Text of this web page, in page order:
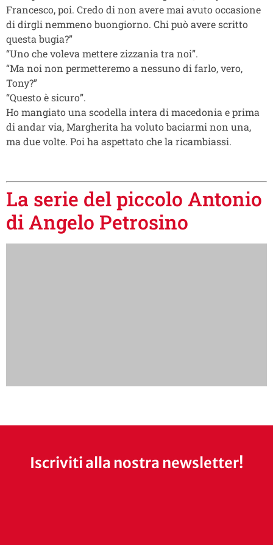
Francesco, poi. Credo di non avere mai avuto occasione
di dirgli nemmeno buongiorno. Chi può avere scritto
questa bugia?”
“Uno che voleva mettere zizzania tra noi”.
“Ma noi non permetteremo a nessuno di farlo, vero,
Tony?”
“Questo è sicuro”.
Ho mangiato una scodella intera di macedonia e prima
di andar via, Margherita ha voluto baciarmi non una,
ma due volte. Poi ha aspettato che la ricambiassi.
La serie del piccolo Antonio
di Angelo Petrosino
Iscriviti alla nostra newsletter!